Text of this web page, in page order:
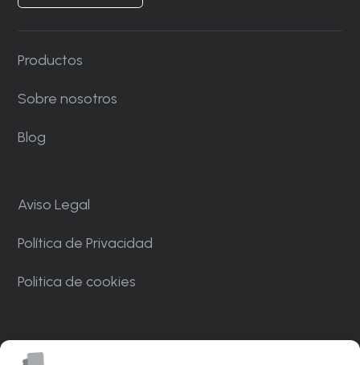
Productos
Sobre nosotros
Blog
Aviso Legal
Política de Privacidad
Politica de cookies